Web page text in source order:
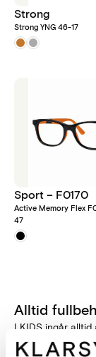
Strong
Strong YNG 46-17
Sport – F0170
Active Memory Flex
47
Alltid
I KIDS ingår
och